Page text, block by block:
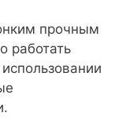
прочным
работать